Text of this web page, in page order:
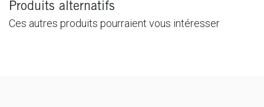
Produits alternatifs
Ces autres produits pourraient vous intéresser